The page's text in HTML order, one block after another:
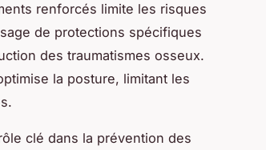
renforcés limite les risques
de protections spécifiques
des traumatismes osseux.
la posture, limitant les
clé dans la prévention des